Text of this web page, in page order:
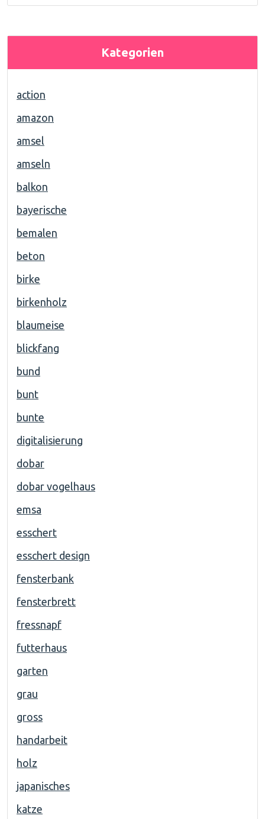
Kategorien
action
amazon
amsel
amseln
balkon
bayerische
bemalen
beton
birke
birkenholz
blaumeise
blickfang
bund
bunt
bunte
digitalisierung
dobar
dobar vogelhaus
emsa
esschert
esschert design
fensterbank
fensterbrett
fressnapf
futterhaus
garten
grau
gross
handarbeit
holz
japanisches
katze